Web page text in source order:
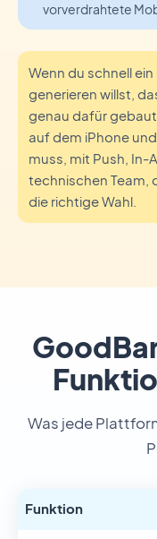
vorverdrahtete
Wenn du schnell
generieren willst,
genau dafür
auf dem iPhone
muss, mit Push,
technischen Team,
die richtige Wahl.
Was jede
Funktion